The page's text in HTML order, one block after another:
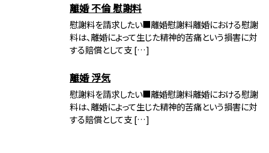
離婚 不倫 慰謝料
慰謝料を請求したい■離婚慰謝料離婚における慰謝
料は、離婚によって生じた精神的苦痛という損害に対
する賠償として支 […]
離婚 浮気
慰謝料を請求したい■離婚慰謝料離婚における慰謝
料は、離婚によって生じた精神的苦痛という損害に対
する賠償として支 […]